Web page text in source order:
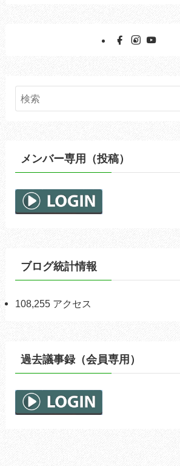
メンバー専用（投稿）
ブログ統計情報
108,255 アクセス
過去議事録（会員専用）